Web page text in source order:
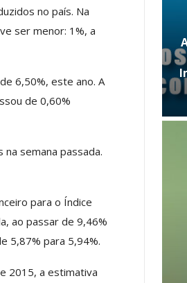
no país. Na
ser menor: 1%, a
6,50%, este ano. A
de 0,60%
semana passada.
para o Índice
ao passar de 9,46%
5,87% para 5,94%.
2015, a estimativa
5 ago, 2026